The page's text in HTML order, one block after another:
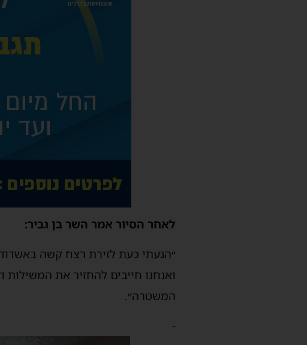
לאחר הסיור אמר השר בן גביר:
״הגעתי כעת לזירת רצח קשה
ואנחנו חייבים להחזיר את
המשטרה״.
-